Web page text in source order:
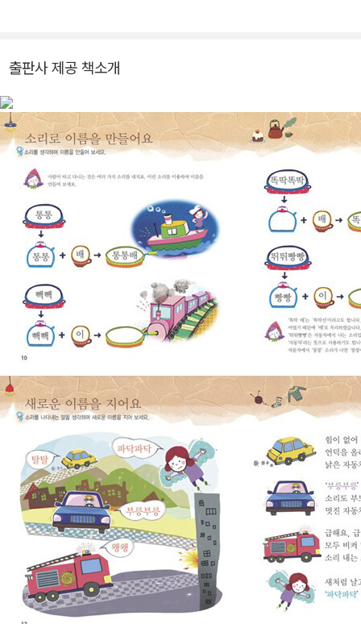
연을 통해 국내를 넘어 해외 한글 교육 현장까지 아우르는 활동을 이
어가고 있습니다. EBS 〈한글이 야호 1, 2〉 프로그램 설계와 자문에도
참여하였습니다. 최영환 교수와 함께 국어교육을 생각하는 모임 ‘진
지혜’의 도움으로 『정확한 한글 학습』 시리즈를 집필하였습니다.
출판사 제공 책소개